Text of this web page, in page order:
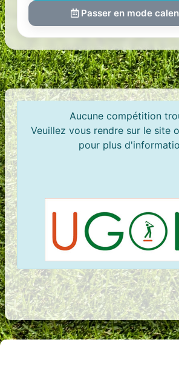
Passer en mode
Aucune compétition
Veuillez vous rendre sur le site
pour plus